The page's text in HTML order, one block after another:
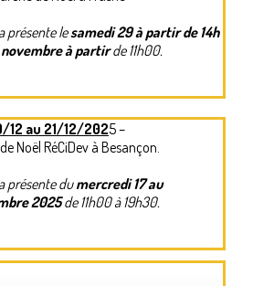
présente lesamedi 29 à partir de 14h
à partirde 11h00.
12 au 21/12/2025 –
Noël RéCiDev à Besançon.
présente dumercredi 17 au
2025de 11h00 à 19h30.